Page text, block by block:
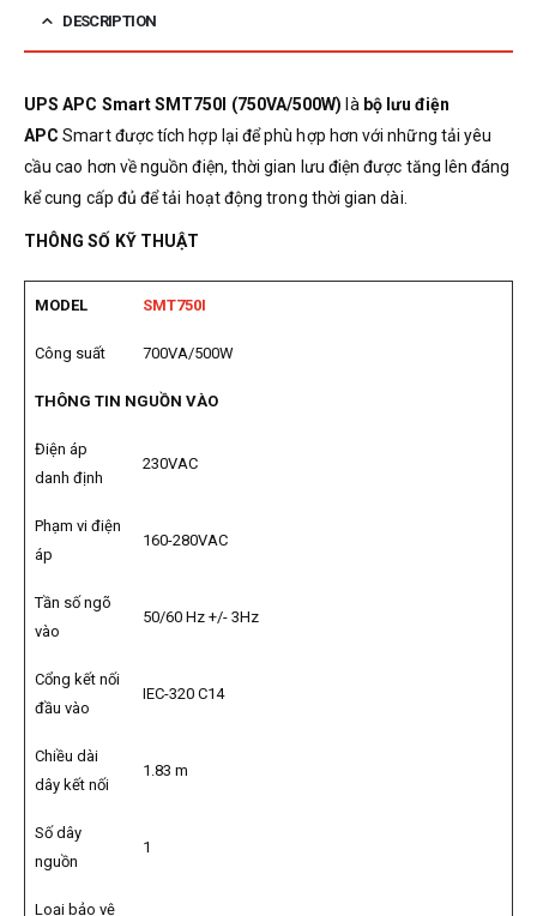
DESCRIPTION
UPS APC Smart SMT750I (750VA/500W) là bộ lưu điện
APC Smart được tích hợp lại để phù hợp hơn với những tải yêu
cầu cao hơn về nguồn điện, thời gian lưu điện được tăng lên đáng
kể cung cấp đủ để tải hoạt động trong thời gian dài.
THÔNG SỐ KỸ THUẬT
MODEL SMT750I
Công suất 700VA/500W
THÔNG TIN NGUỒN VÀO
Điện áp
danh định
230VAC
Phạm vi điện
áp
160-280VAC
Tần số ngõ
vào
50/60 Hz +/- 3Hz
Cổng kết nối
đầu vào
IEC-320 C14
Chiều dài
dây kết nối
1.83 m
Số dây
nguồn
1
Loại bảo vệ